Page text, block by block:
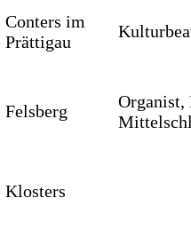
Conters im
Prättigau
Felsberg
Organist,
Klosters